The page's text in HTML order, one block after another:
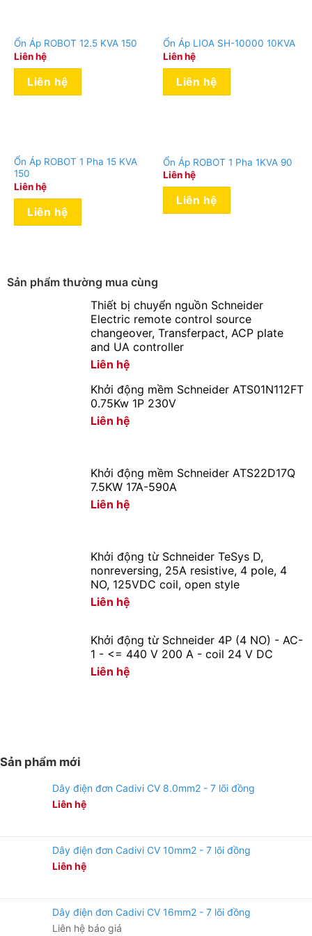
(biến áp kết hợp chổi than) tự động
Ổn áp được trang bị động cơ Servo giúp tự động điều
chỉnh vị trí chổi than cho phù hợp sau khi nhận biết điện
áp đầu vào giúp điện áp ra liên tục, đảm bảo các thiết
Ổn định điện áp đầu ra với thời gian đáp ứng
nhanh chóng 2 – 5 giây
Tăng tuổi thọ cho máy thông qua tính năng
tính năng Autoreset
máy sẽ tự động di chuyển chổi than về vị trí điện áp
đầu vào thích hợp, tránh tình trạng máy quá tải khi được
Ổn Áp ROBOT 12.5 KVA 150
Liên hệ
Liên hệ
Ổn Áp LIOA SH-10000 10KVA
Liên hệ
Liên hệ
Ổn Áp ROBOT 1 Pha 15 KVA
150
Liên hệ
Liên hệ
Ổn Áp ROBOT 1 Pha 1KVA 90
Liên hệ
Liên hệ
Sản phẩm thường mua cùng
Thiết bị chuyển nguồn Schneider
Electric remote control source
changeover, Transferpact, ACP plate
and UA controller
Liên hệ
Khởi động mềm Schneider ATS01N112FT
0.75Kw 1P 230V
Liên hệ
Khởi động mềm Schneider ATS22D17Q
7.5KW 17A-590A
Liên hệ
Khởi động từ Schneider TeSys D,
nonreversing, 25A resistive, 4 pole, 4
NO, 125VDC coil, open style
Liên hệ
Khởi động từ Schneider 4P (4 NO) - AC-
1 - <= 440 V 200 A - coil 24 V DC
Liên hệ
Sản phẩm mới
Dây điện đơn Cadivi CV 8.0mm2 - 7 lõi đồng
Liên hệ
Dây điện đơn Cadivi CV 10mm2 - 7 lõi đồng
Liên hệ
Dây điện đơn Cadivi CV 16mm2 - 7 lõi đồng
Liên hệ báo giá